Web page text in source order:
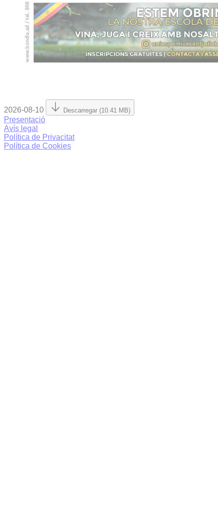
2026-08-10 Descarregar (10.41 MB)
Presentació
Avís legal
Política de Privacitat
Política de Cookies